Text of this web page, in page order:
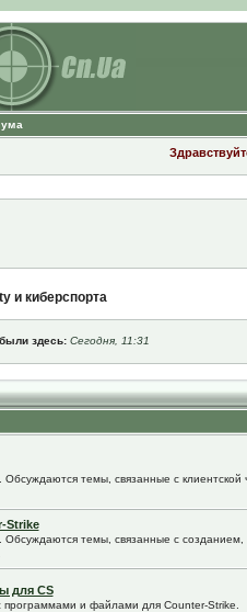
и киберспорта
здесь: Сегодня, 11:31
Обсуждаются темы, связанные с клиентской
Strike
Обсуждаются темы, связанные с
для CS
и файлами для Counter-Strike.